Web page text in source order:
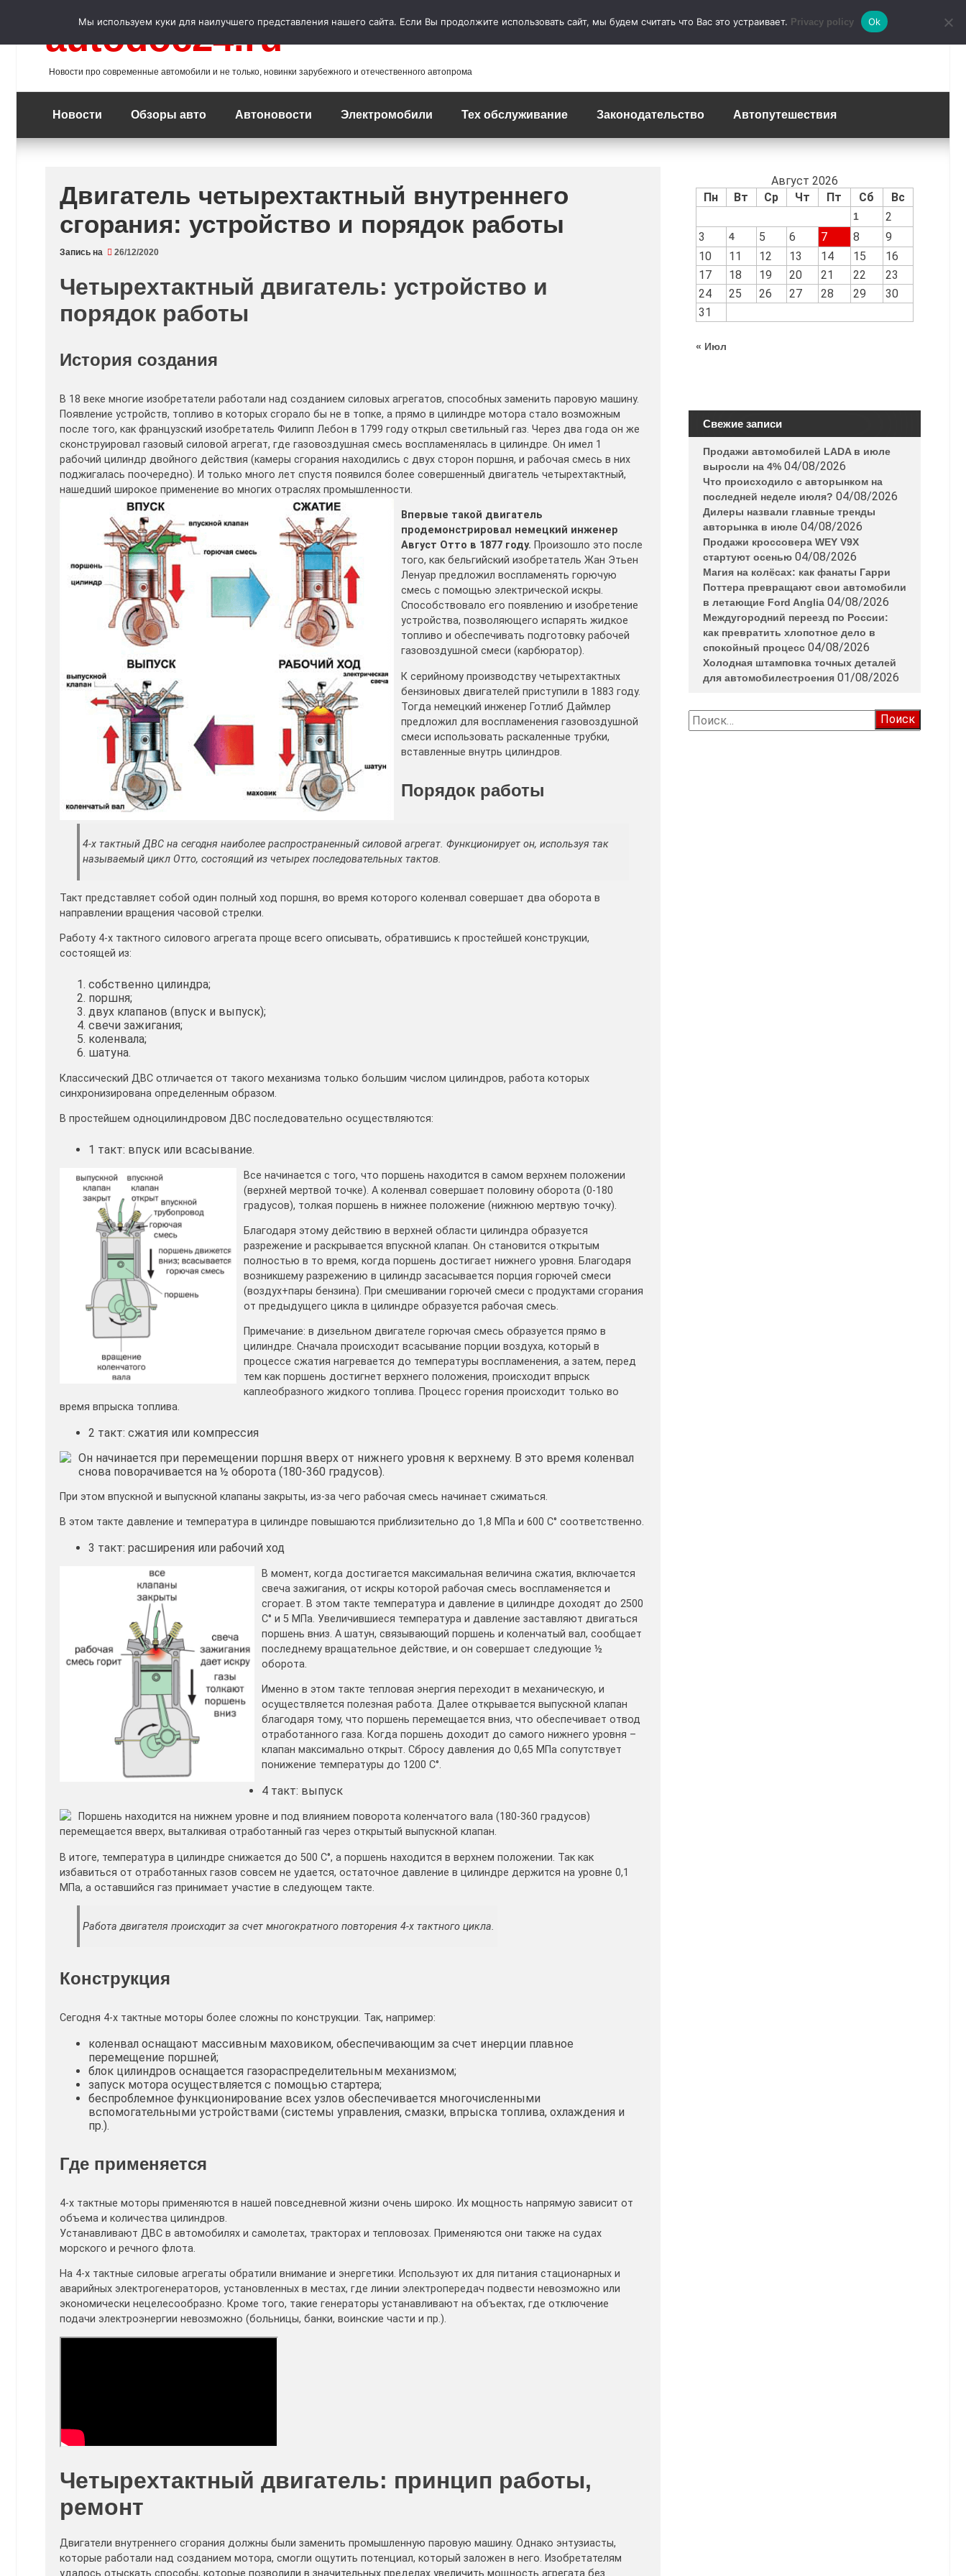
autodoc24.ru
Новости про современные автомобили и не только, новинки зарубежного и отечественного автопрома
Новости Обзоры авто Автоновости Электромобили Тех обслуживание Законодательство Автопутешествия
Двигатель четырехтактный внутреннего
сгорания: устройство и порядок работы
Запись на 26/12/2020
Четырехтактный двигатель: устройство и
порядок работы
История создания
В 18 веке многие изобретатели работали над созданием силовых агрегатов, способных заменить паровую машину.
Появление устройств, топливо в которых сгорало бы не в топке, а прямо в цилиндре мотора стало возможным
после того, как французский изобретатель Филипп Лебон в 1799 году открыл светильный газ. Через два года он же
сконструировал газовый силовой агрегат, где газовоздушная смесь воспламенялась в цилиндре. Он имел 1
рабочий цилиндр двойного действия (камеры сгорания находились с двух сторон поршня, и рабочая смесь в них
поджигалась поочередно). И только много лет спустя появился более совершенный двигатель четырехтактный,
нашедший широкое применение во многих отраслях промышленности.
Впервые такой двигатель
продемонстрировал немецкий инженер
Август Отто в 1877 году. Произошло это после
того, как бельгийский изобретатель Жан Этьен
Ленуар предложил воспламенять горючую
смесь с помощью электрической искры.
Способствовало его появлению и изобретение
устройства, позволяющего испарять жидкое
топливо и обеспечивать подготовку рабочей
газовоздушной смеси (карбюратор).
К серийному производству четырехтактных
бензиновых двигателей приступили в 1883 году.
Тогда немецкий инженер Готлиб Даймлер
предложил для воспламенения газовоздушной
смеси использовать раскаленные трубки,
вставленные внутрь цилиндров.
Порядок работы
4-х тактный ДВС на сегодня наиболее распространенный силовой агрегат. Функционирует он, используя так
называемый цикл Отто, состоящий из четырех последовательных тактов.
Такт представляет собой один полный ход поршня, во время которого коленвал совершает два оборота в
направлении вращения часовой стрелки.
Работу 4-х тактного силового агрегата проще всего описывать, обратившись к простейшей конструкции,
состоящей из:
собственно цилиндра;
поршня;
двух клапанов (впуск и выпуск);
свечи зажигания;
коленвала;
шатуна.
Классический ДВС отличается от такого механизма только большим числом цилиндров, работа которых
синхронизирована определенным образом.
В простейшем одноцилиндровом ДВС последовательно осуществляются:
1 такт: впуск или всасывание.
Все начинается с того, что поршень находится в самом верхнем положении
(верхней мертвой точке). А коленвал совершает половину оборота (0-180
градусов), толкая поршень в нижнее положение (нижнюю мертвую точку).
Благодаря этому действию в верхней области цилиндра образуется
разрежение и раскрывается впускной клапан. Он становится открытым
полностью в то время, когда поршень достигает нижнего уровня. Благодаря
возникшему разрежению в цилиндр засасывается порция горючей смеси
(воздух+пары бензина). При смешивании горючей смеси с продуктами сгорания
от предыдущего цикла в цилиндре образуется рабочая смесь.
Примечание: в дизельном двигателе горючая смесь образуется прямо в
цилиндре. Сначала происходит всасывание порции воздуха, который в
процессе сжатия нагревается до температуры воспламенения, а затем, перед
тем как поршень достигнет верхнего положения, происходит впрыск
каплеобразного жидкого топлива. Процесс горения происходит только во
время впрыска топлива.
2 такт: сжатия или компрессия
Он начинается при перемещении поршня вверх от нижнего уровня к верхнему. В это время коленвал
снова поворачивается на ½ оборота (180-360 градусов).
При этом впускной и выпускной клапаны закрыты, из-за чего рабочая смесь начинает сжиматься.
В этом такте давление и температура в цилиндре повышаются приблизительно до 1,8 МПа и 600 С° соответственно.
3 такт: расширения или рабочий ход
В момент, когда достигается максимальная величина сжатия, включается
свеча зажигания, от искры которой рабочая смесь воспламеняется и
сгорает. В этом такте температура и давление в цилиндре доходят до 2500
С° и 5 МПа. Увеличившиеся температура и давление заставляют двигаться
поршень вниз. А шатун, связывающий поршень и коленчатый вал, сообщает
последнему вращательное действие, и он совершает следующие ½
оборота.
Именно в этом такте тепловая энергия переходит в механическую, и
осуществляется полезная работа. Далее открывается выпускной клапан
благодаря тому, что поршень перемещается вниз, что обеспечивает отвод
отработанного газа. Когда поршень доходит до самого нижнего уровня –
клапан максимально открыт. Сбросу давления до 0,65 МПа сопутствует
понижение температуры до 1200 С°.
4 такт: выпуск
Поршень находится на нижнем уровне и под влиянием поворота коленчатого вала (180-360 градусов)
перемещается вверх, выталкивая отработанный газ через открытый выпускной клапан.
В итоге, температура в цилиндре снижается до 500 С°, а поршень находится в верхнем положении. Так как
избавиться от отработанных газов совсем не удается, остаточное давление в цилиндре держится на уровне 0,1
МПа, а оставшийся газ принимает участие в следующем такте.
Работа двигателя происходит за счет многократного повторения 4-х тактного цикла.
Конструкция
Сегодня 4-х тактные моторы более сложны по конструкции. Так, например:
коленвал оснащают массивным маховиком, обеспечивающим за счет инерции плавное
перемещение поршней;
блок цилиндров оснащается газораспределительным механизмом;
запуск мотора осуществляется с помощью стартера;
беспроблемное функционирование всех узлов обеспечивается многочисленными
вспомогательными устройствами (системы управления, смазки, впрыска топлива, охлаждения и
пр.).
Где применяется
4-х тактные моторы применяются в нашей повседневной жизни очень широко. Их мощность напрямую зависит от
объема и количества цилиндров.
Устанавливают ДВС в автомобилях и самолетах, тракторах и тепловозах. Применяются они также на судах
морского и речного флота.
На 4-х тактные силовые агрегаты обратили внимание и энергетики. Используют их для питания стационарных и
аварийных электрогенераторов, установленных в местах, где линии электропередач подвести невозможно или
экономически нецелесообразно. Кроме того, такие генераторы устанавливают на объектах, где отключение
подачи электроэнергии невозможно (больницы, банки, воинские части и пр.).
Четырехтактный двигатель: принцип работы,
ремонт
Двигатели внутреннего сгорания должны были заменить промышленную паровую машину. Однако энтузиасты,
которые работали над созданием мотора, смогли ощутить потенциал, который заложен в него. Изобретателям
Август 2026
Пн
Вт Ср Чт Пт Сб Вс
1
2
3
4 5 6 7 8
9
10
11 12 13 14 15
16
17
18 19 20 21 22
23
24
25 26 27 28 29
30
31
« Июл
Свежие записи
Продажи автомобилей LADA в июле
выросли на 4% 04/08/2026
Что происходило с авторынком на
последней неделе июля? 04/08/2026
Дилеры назвали главные тренды
авторынка в июле 04/08/2026
Продажи кроссовера WEY V9X
стартуют осенью 04/08/2026
Магия на колёсах: как фанаты Гарри
Поттера превращают свои автомобили
в летающие Ford Anglia 04/08/2026
Междугородний переезд по России:
как превратить хлопотное дело в
спокойный процесс 04/08/2026
Холодная штамповка точных деталей
для автомобилестроения 01/08/2026
Найти:
Мы используем куки для наилучшего представления нашего сайта. Если Вы продолжите использовать сайт, мы будем считать что Вас это устраивает. Privacy policy Ok